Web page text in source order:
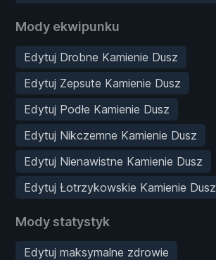
Mody ekwipunku
Edytuj Drobne Kamienie Dusz
Edytuj Zepsute Kamienie Dusz
Edytuj Podłe Kamienie Dusz
Edytuj Nikczemne Kamienie Dusz
Edytuj Nienawistne Kamienie Dusz
Edytuj Łotrzykowskie Kamienie Dusz
Mody statystyk
Edytuj maksymalne zdrowie